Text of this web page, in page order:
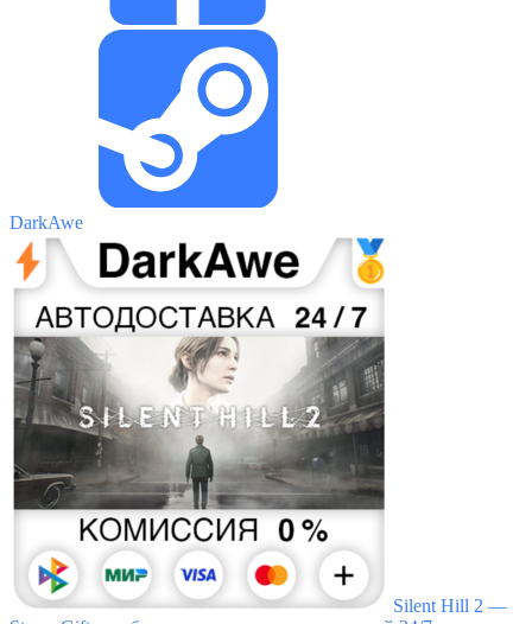
DarkAwe
Silent Hill 2 —